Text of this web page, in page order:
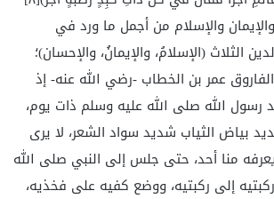
والإسلام من أجمل ما ورد في
الثلاث (الإسلامُ، والإيمانُ، والإحسان)؛
عمر بن الخطاب -رضي الله عنه- إذ
رسول الله صلى الله عليه وسلم ذات يوم،
بياض الثياب شديد سواد الشعر، لا يرى
يعرفه منا أحد، حتى جلس إلى النبي صلى الله
إلى ركبتيه، ووضع كفيه على فخذيه،